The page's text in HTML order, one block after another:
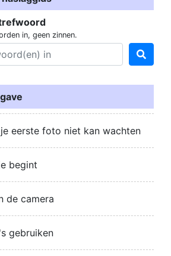
in, geen zinnen.
je eerste foto niet kan wachten
begint
de camera
gebruiken